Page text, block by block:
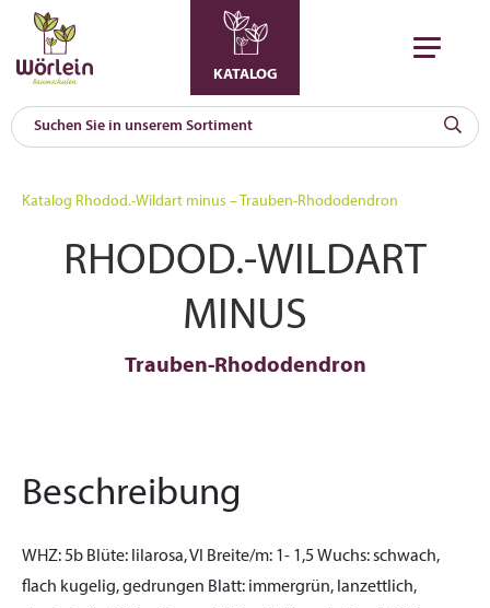
KATALOG
Katalog Rhodod.-Wildart minus – Trauben-Rhododendron
RHODOD.-WILDART
MINUS
Trauben-Rhododendron
Beschreibung
WHZ:5b Blüte: lilarosa, VI Breite/m: 1- 1,5Wuchs:schwach,
flach kugelig, gedrungen Blatt: immergrün, lanzettlich,